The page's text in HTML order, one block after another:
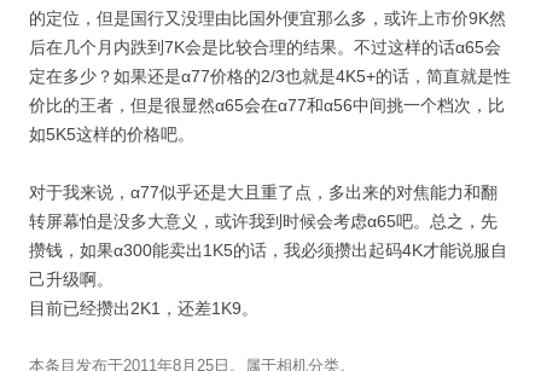
的定位，但是国行又没理由比国外便宜那么多，或许上市价9K然
后在几个月内跌到7K会是比较合理的结果。不过这样的话α65会
定在多少？如果还是α77价格的2/3也就是4K5+的话，简直就是性
价比的王者，但是很显然α65会在α77和α56中间挑一个档次，比
如5K5这样的价格吧。
对于我来说，α77似乎还是大且重了点，多出来的对焦能力和翻
转屏幕怕是没多大意义，或许我到时候会考虑α65吧。总之，先
攒钱，如果α300能卖出1K5的话，我必须攒出起码4K才能说服自
己升级啊。
目前已经攒出2K1，还差1K9。
本条目发布于2011年8月25日 。属于相机分类。